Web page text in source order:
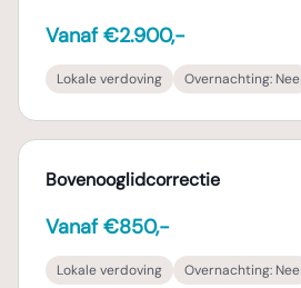
Vanaf €2.900,-
Lokale verdoving Overnachting: Nee
Bovenooglidcorrectie
Vanaf €850,-
Lokale verdoving Overnachting: Nee